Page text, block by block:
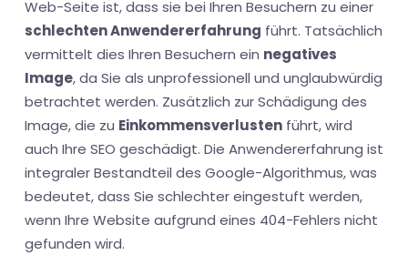
Web-Seite ist, dass sie bei Ihren Besuchern zu einer
schlechten Anwendererfahrung führt. Tatsächlich
vermittelt dies Ihren Besuchern ein negatives
Image, da Sie als unprofessionell und unglaubwürdig
betrachtet werden. Zusätzlich zur Schädigung des
Image, die zu Einkommensverlusten führt, wird
auch Ihre SEO geschädigt. Die Anwendererfahrung ist
integraler Bestandteil des Google-Algorithmus, was
bedeutet, dass Sie schlechter eingestuft werden,
wenn Ihre Website aufgrund eines 404-Fehlers nicht
gefunden wird.